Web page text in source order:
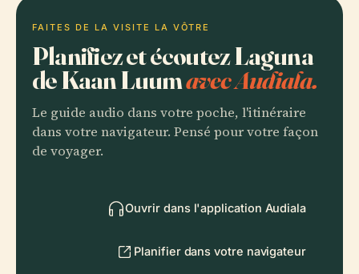
FAITES DE LA VISITE LA VÔTRE
Planifiez et écoutez Laguna
de Kaan Luumavec Audiala.
Le guide audio dans votre poche, l'itinéraire
dans votre navigateur. Pensé pour votre façon
de voyager.
Ouvrir dans l'application Audiala
Planifier dans votre navigateur